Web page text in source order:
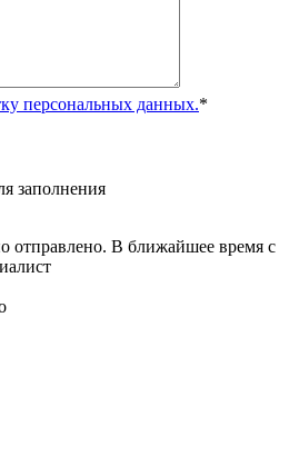
персональных данных.*
заполнения
отправлено. В ближайшее время с